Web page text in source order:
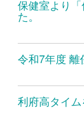
保健室より
た。
令和7年度 離
利府高タイム